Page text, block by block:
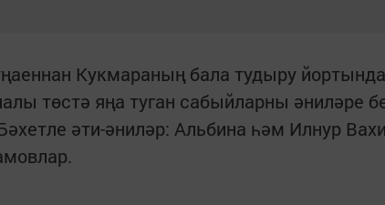
Кукмараның бала тудыру
төстә яңа туган сабыйларны әниләре
әти-әниләр: Альбина һәм Илнур